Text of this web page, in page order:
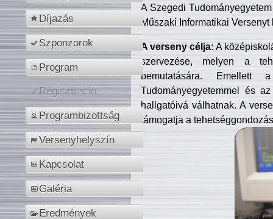
Díjazás
Szponzorok
Program
Regisztráció
Programbizottság
Versenyhelyszín
Kapcsolat
Galéria
Eredmények
A Szegedi
Műszaki Informatikai
A verseny célja: A
szervezése, melyen a
bemutatására. Emellett
Tudományegyetemmel és
hallgatóivá válhatnak. A
támogatja a